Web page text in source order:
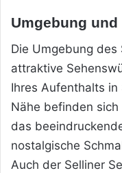
Umgebung
Die Umgebung
attraktive
Ihres Aufenthalts
Nähe befinden sich
das
nostalgische
Auch der Selliner